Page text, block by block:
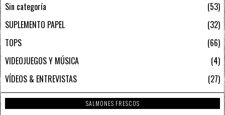
Sin categoría
53
SUPLEMENTO PAPEL
32
TOPS
66
VIDEOJUEGOS Y MÚSICA
4
VÍDEOS & ENTREVISTAS
27
SALMONES FRESCOS